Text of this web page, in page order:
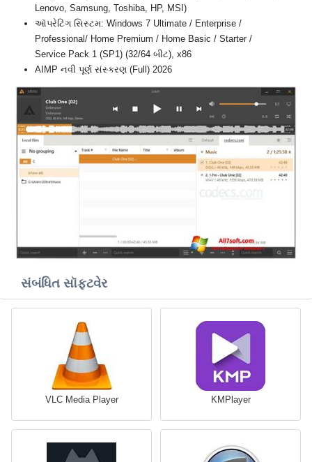
Lenovo, Samsung, Toshiba, HP, MSI)
ઑપરેટિંગ સિસ્ટમ: Windows 7 Ultimate / Enterprise /
Professional/ Home Premium / Home Basic / Starter /
Service Pack 1 (SP1) (32/64 બીટ), x86
AIMP નવી પૂર્ણ સંસ્કરણ (Full) 2026
સંબંધિત સૉફ્ટવેર
VLC Media Player KMPlayer